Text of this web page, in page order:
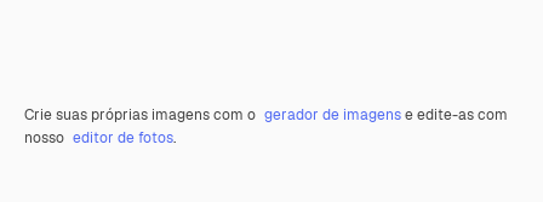
Crie suas próprias imagens com o gerador de imagense edite-as com
nosso editor de fotos.